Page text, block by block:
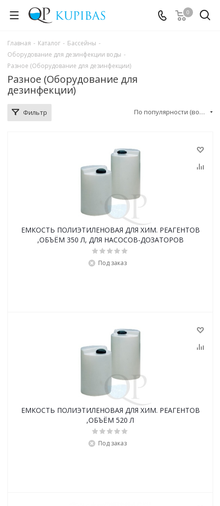
0
Главная - Каталог - Бассейны -
Оборудование для дезинфекции воды -
Разное (Оборудование для дезинфекции)
Разное (Оборудование для
дезинфекции)
Фильтр По популярности (возрастание)
ЕМКОСТЬ ПОЛИЭТИЛЕНОВАЯ ДЛЯ ХИМ. РЕАГЕНТОВ
,ОБЪЁМ 350 Л, ДЛЯ НАСОСОВ-ДОЗАТОРОВ
Под заказ
ЕМКОСТЬ ПОЛИЭТИЛЕНОВАЯ ДЛЯ ХИМ. РЕАГЕНТОВ
,ОБЪЁМ 520 Л
Под заказ